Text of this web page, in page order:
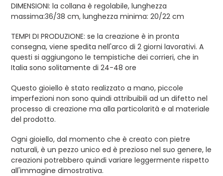
DIMENSIONI: la collana è regolabile, lunghezza
massima:36/38 cm, lunghezza minima: 20/22 cm
TEMPI DI PRODUZIONE: se la creazione è in pronta
consegna, viene spedita nell'arco di 2 giorni lavorativi. A
questi si aggiungono le tempistiche dei corrieri, che in
Italia sono solitamente di 24-48 ore
Questo gioiello è stato realizzato a mano, piccole
imperfezioni non sono quindi attribuibili ad un difetto nel
processo di creazione ma alla particolarità e al materiale
del prodotto.
Ogni gioiello, dal momento che è creato con pietre
naturali, è un pezzo unico ed è prezioso nel suo genere, le
creazioni potrebbero quindi variare leggermente rispetto
all'immagine dimostrativa.